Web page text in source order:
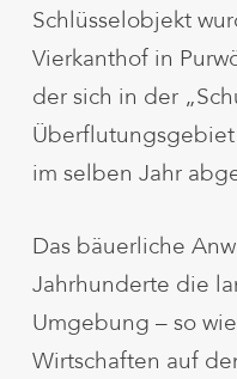
Schlüsselobjekt
Vierkanthof in
der sich in der
im selben Jahr
Das bäuerliche
Jahrhunderte die
Umgebung – so
Wirtschaften auf